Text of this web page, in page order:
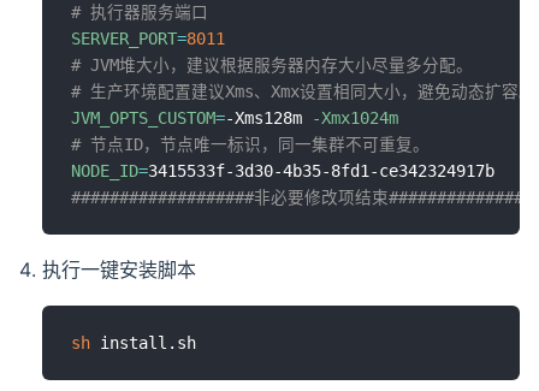
# 执行器服务端口
SERVER_PORT=8011
# JVM堆大小，建议根据服务器内存大小尽量多分配。
# 生产环境配置建议Xms、Xmx设置相同大小，避免动态扩容。
JVM_OPTS_CUSTOM=-Xms128m
-Xmx1024m
# 节点ID，节点唯一标识，同一集群不可重复。
NODE_ID=
###################非必要修改项结束###############
执行一键安装脚本
sh